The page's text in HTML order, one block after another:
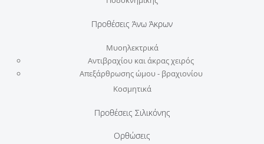
Προθέσεις Άνω Άκρων
Μυοηλεκτρικά
Αντιβραχίου και άκρας χειρός
Απεξάρθρωσης ώμου - βραχιονίου
Κοσμητικά
Προθέσεις Σιλικόνης
Ορθώσεις